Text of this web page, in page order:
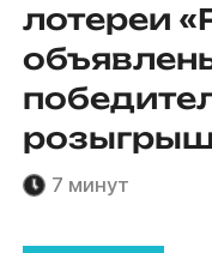
лотереи
7 минут